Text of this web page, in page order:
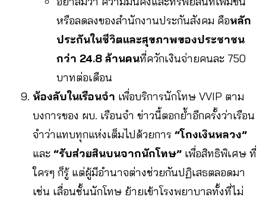
หรือลดลงของสำนักงานประกันสังคม คือหลัก
ประกันในชีวิตและสุขภาพของประชาชน
กว่า 24.8 ล้านคนที่ควักเงินจ่ายคนละ 750
บาทต่อเดือน
ห้องลับในเรือนจำ เพื่อบริการนักโทษ VVIP ตาม
บงการของ ผบ. เรือนจำ ข่าวนี้ตอกย้ำอีกครั้งว่าเรือน
จำว่าแทบทุกแห่งเต็มไปด้วยการ “โกงเงินหลวง”
และ “รับส่วยสินบนจากนักโทษ” เพื่อสิทธิพิเศษ ที่
ใครๆ ก็รู้ แต่ผู้มีอำนาจต่างช่วยกันปฏิเสธตลอดมา
เช่น เลื่อนชั้นนักโทษ ย้ายเข้าโรงพยาบาลทั้งที่ไม่